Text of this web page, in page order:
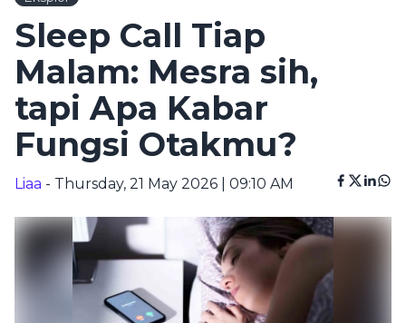
Sleep Call Tiap
Malam: Mesra sih,
tapi Apa Kabar
Fungsi Otakmu?
Liaa - Thursday, 21 May 2026 | 09:10 AM